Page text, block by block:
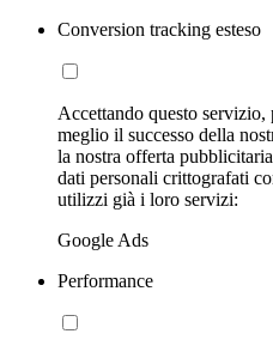
Conversion tracking esteso
Accettando questo servizio,
meglio il successo della
la nostra offerta
dati personali crittografati
utilizzi già i loro servizi:
Google Ads
Performance